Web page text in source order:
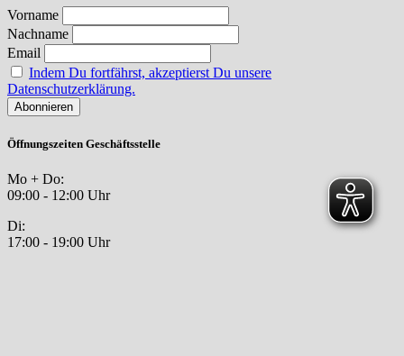
Vorname
Nachname
Email
Indem Du fortfährst, akzeptierst Du unsere
Datenschutzerklärung.
Öffnungszeiten Geschäftsstelle
Mo + Do:
09:00 - 12:00 Uhr
Di:
17:00 - 19:00 Uhr